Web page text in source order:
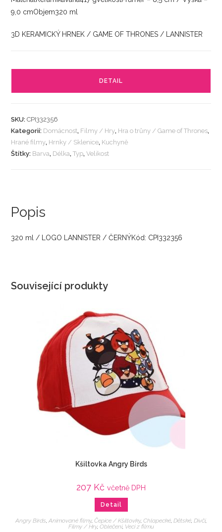
9,0 cmObjem320 ml
3D KERAMICKÝ HRNEK / GAME OF THRONES / LANNISTER
DETAIL
SKU:CPI332356
Kategorií: Domácnost, Filmy / Hry, Hra o trůny / Game of Thrones,
Hrané filmy, Hrnky / Sklenice, Kuchyně
Štítky: Barva, Délka,Typ,Velikost
Popis
320 ml / LOGO LANNISTER / ČERNÝKód: CPI332356
Související produkty
Kšiltovka Angry Birds
207 Kč včetně DPH
Detail
Angry Birds, Animované filmy, Čepice / Kšiltovky, Chlapecké, Dětské, Dívčí,
Filmy / Hry, Oblečení, Veci z filmu